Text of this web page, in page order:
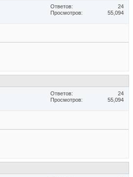
Ответов
24
Просмотров
55,094
Ответов
24
Просмотров
55,094